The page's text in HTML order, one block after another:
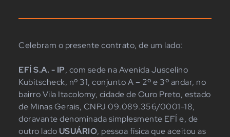
Celebram o presente contrato, de um lado:
EFÍ S.A. - IP, com sede na Avenida Juscelino
Kubitscheck, nº 31, conjunto A – 2º e 3º andar, no
bairro Vila Itacolomy, cidade de Ouro Preto, estado
de Minas Gerais, CNPJ 09.089.356/0001-18,
doravante denominada simplesmente EFÍ e, de
outro lado USUÁRIO, pessoa física que aceitou as